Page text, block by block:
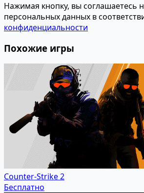
Нажимая кнопку, вы соглашаетесь
персональных данных в
конфиденциальности
Похожие игры
Counter-Strike 2
Бесплатно